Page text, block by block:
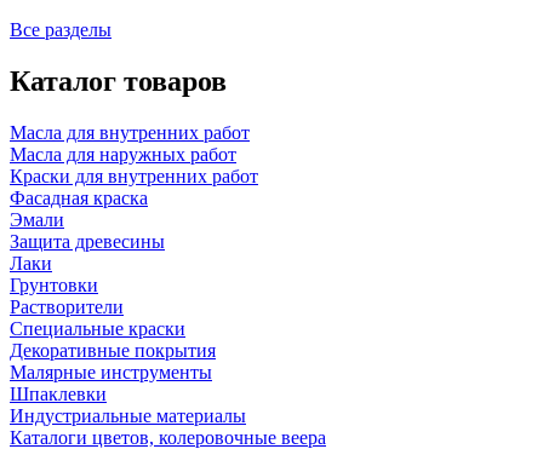
Все разделы
Каталог товаров
Масла для внутренних работ
Масла для наружных работ
Краски для внутренних работ
Фасадная краска
Эмали
Защита древесины
Лаки
Грунтовки
Растворители
Специальные краски
Декоративные покрытия
Малярные инструменты
Шпаклевки
Индустриальные материалы
Каталоги цветов, колеровочные веера